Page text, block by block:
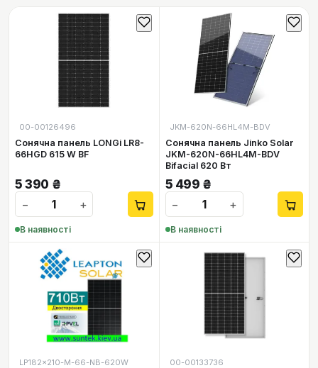
00-00126496
Сонячна панель LONGi LR8-
66HGD 615 W BF
5 390 ₴
−
+
В наявності
JKM-620N-66HL4M-BDV
Сонячна панель Jinko Solar
JKM-620N-66HL4M-BDV
Bifacial 620 Вт
5 499 ₴
−
+
В наявності
LP182x210-M-66-NB-620W 00-00133736